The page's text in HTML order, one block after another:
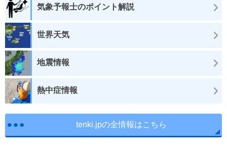
気象予報士のポイント解説
世界天気
地震情報
熱中症情報
tenki.jpの全情報はこちら